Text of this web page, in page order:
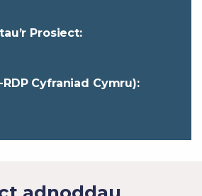
Prosiect:
RDP Cyfraniad Cymru):